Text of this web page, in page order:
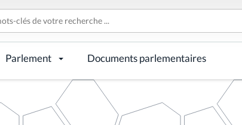
Parlement Documents parlementaires